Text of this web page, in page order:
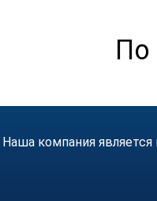
По
Наша компания